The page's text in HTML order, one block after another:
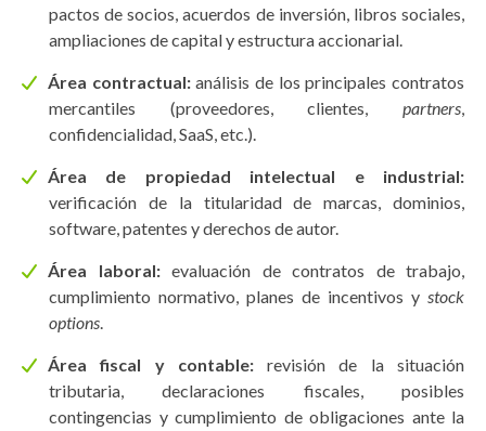
pactos de socios, acuerdos de inversión, libros sociales,
ampliaciones de capital y estructura accionarial.
Área contractual:análisis de los principales contratos
mercantiles (proveedores, clientes, partners,
confidencialidad, SaaS, etc.).
Área de propiedad intelectual e industrial:
verificación de la titularidad de marcas, dominios,
software, patentes y derechos de autor.
Área laboral:evaluación de contratos de trabajo,
cumplimiento normativo, planes de incentivos y stock
options.
Área fiscal y contable:revisión de la situación
tributaria, declaraciones fiscales, posibles
contingencias y cumplimiento de obligaciones ante la